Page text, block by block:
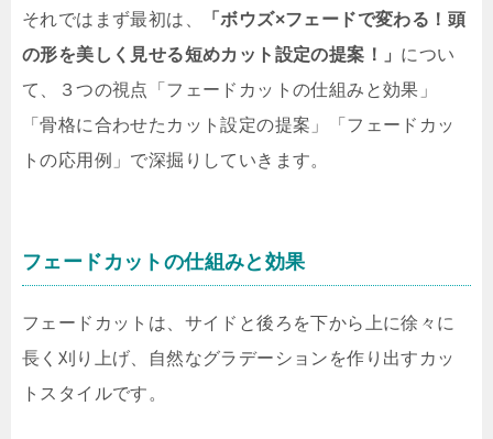
それではまず最初は、
「ボウズ×フェードで変わる！頭
の形を美しく見せる短めカット設定の提案！」 につい
て、３つの視点「フェードカットの仕組みと効果」
「骨格に合わせたカット設定の提案」「フェードカッ
トの応用例」で深掘りしていきます。
フェードカットの仕組みと効果
フェードカットは、サイドと後ろを下から上に徐々に
長く刈り上げ、自然なグラデーションを作り出すカッ
トスタイルです。